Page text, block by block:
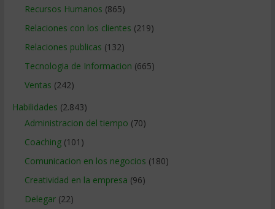
Recursos Humanos (865)
Relaciones con los clientes (219)
Relaciones publicas (132)
Tecnologia de Informacion (665)
Ventas (242)
Habilidades (2.843)
Administracion del tiempo (70)
Coaching(101)
Comunicacion en los negocios (180)
Creatividad en la empresa (96)
Delegar(22)